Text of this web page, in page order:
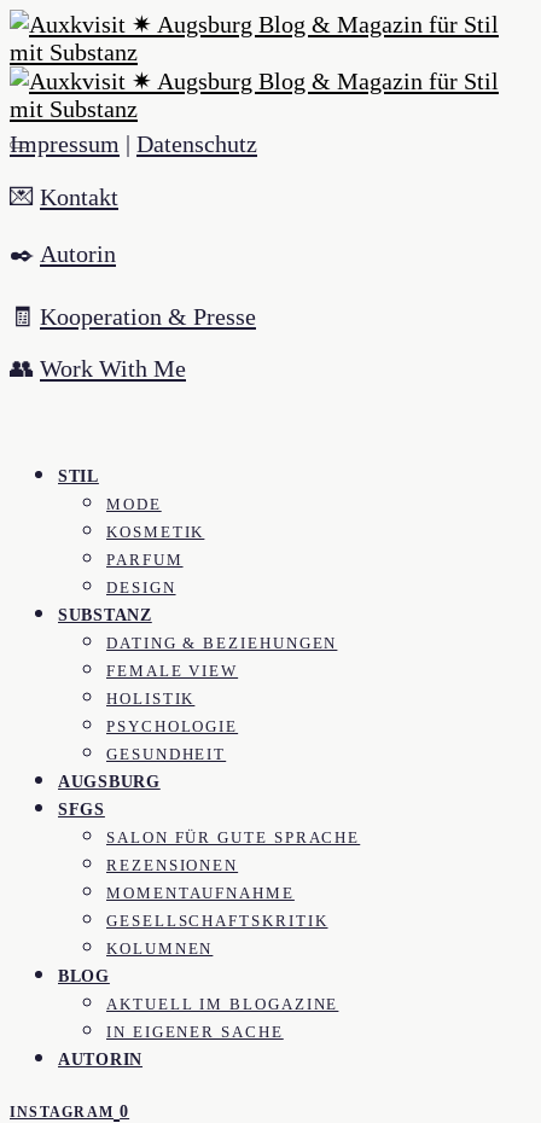
Impressum | Datenschutz
💌 Kontakt
✒️ Autorin
🧾 Kooperation & Presse
👥 Work With Me
STIL
MODE
KOSMETIK
PARFUM
DESIGN
SUBSTANZ
DATING & BEZIEHUNGEN
FEMALE VIEW
HOLISTIK
PSYCHOLOGIE
GESUNDHEIT
AUGSBURG
SFGS
SALON FÜR GUTE SPRACHE
REZENSIONEN
MOMENTAUFNAHME
GESELLSCHAFTSKRITIK
KOLUMNEN
BLOG
AKTUELL IM BLOGAZINE
IN EIGENER SACHE
AUTORIN
INSTAGRAM 0